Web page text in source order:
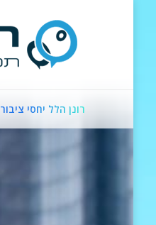
רונן הלל יחסי ציבור